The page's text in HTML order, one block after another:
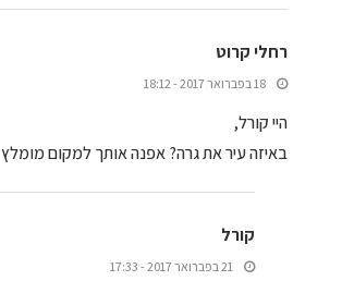
רחלי קרוט
18 בפברואר 2017 - 18:12
היי קורל,
באיזה עיר את גרה? אפנה אותך למקום מומלץ
קורל
21 בפברואר 2017 - 17:33